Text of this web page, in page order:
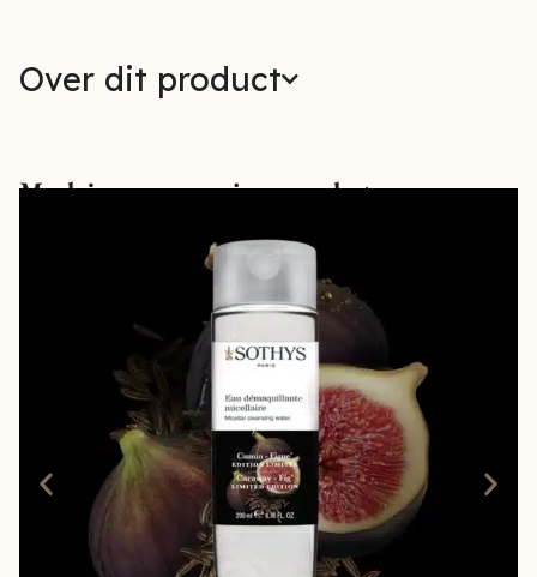
Over dit product
Maak jouw verzorging compleet